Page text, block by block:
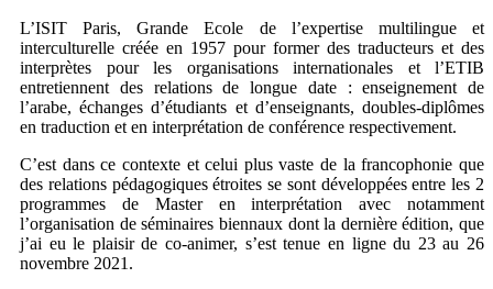
L’ISIT Paris, Grande Ecole de l’expertise multilingue et
interculturelle créée en 1957 pour former des traducteurs et des
interprètes pour les organisations internationales et l’ETIB
entretiennent des relations de longue date : enseignement de
l’arabe, échanges d’étudiants et d’enseignants, doubles-diplômes
en traduction et en interprétation de conférence respectivement.
C’est dans ce contexte et celui plus vaste de la francophonie que
des relations pédagogiques étroites se sont développées entre les 2
programmes de Master en interprétation avec notamment
l’organisation de séminaires biennaux dont la dernière édition, que
j’ai eu le plaisir de co-animer, s’est tenue en ligne du 23 au 26
novembre 2021.